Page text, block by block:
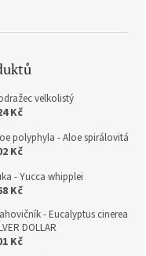
velkolistý
Kč
polyphyla - Aloe spirálovitá
Kč
- Yucca whipplei
Kč
- Eucalyptus cinerea
DOLLAR
Kč